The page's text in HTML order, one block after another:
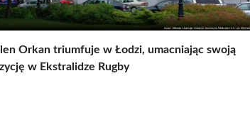
Orkan triumfuje w Łodzi, umacniając swoją
w Ekstralidze Rugby